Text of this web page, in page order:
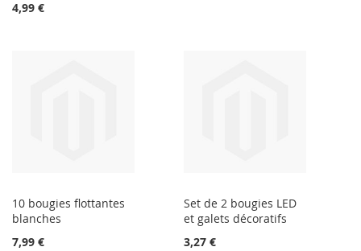
4,99 €
10 bougies flottantes
blanches
7,99 €
Set de 2 bougies LED
et galets décoratifs
3,27 €